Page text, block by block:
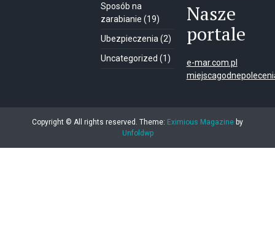
Sposób na
zarabianie (19)
Ubezpieczenia (2)
Uncategorized (1)
Nasze
portale
e-mar.com.pl
Copyright © All rights reserved. Theme: Eximious Magazine by
Unfoldwp